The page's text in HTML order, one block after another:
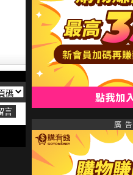
廣 告